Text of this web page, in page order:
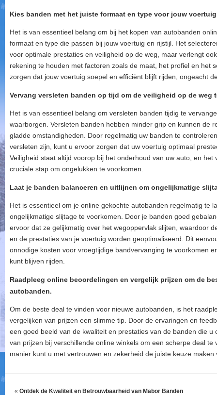
Kies banden met het juiste formaat en type voor jouw
Het is van essentieel belang om bij het kopen van autobanden
formaat en type die passen bij jouw voertuig en rijstijl. Het
voor optimale prestaties en veiligheid op de weg, maar verlengt
rekening te houden met factoren zoals de maat, het profiel en het
zorgen dat jouw voertuig soepel en efficiënt blijft rijden, ongeacht
Vervang versleten banden op tijd om de veiligheid op de weg
Het is van essentieel belang om versleten banden tijdig te
waarborgen. Versleten banden hebben minder grip en kunnen de
gladde omstandigheden. Door regelmatig uw banden te
versleten zijn, kunt u ervoor zorgen dat uw voertuig optimaal
Veiligheid staat altijd voorop bij het onderhoud van uw auto, en
cruciale stap om ongelukken te voorkomen.
Laat je banden balanceren en uitlijnen om ongelijkmatige
Het is essentieel om je online gekochte autobanden regelmatig te
ongelijkmatige slijtage te voorkomen. Door je banden goed
ervoor dat ze gelijkmatig over het wegoppervlak slijten, waardoor
en de prestaties van je voertuig worden geoptimaliseerd. Dit
onnodige kosten voor vroegtijdige bandvervanging te voorkomen
kunt blijven rijden.
Raadpleeg online beoordelingen en vergelijk prijzen om de
autobanden.
Om de beste deal te vinden voor nieuwe autobanden, is het
vergelijken van prijzen een slimme tip. Door de ervaringen en
een goed beeld van de kwaliteit en prestaties van de banden die
van prijzen bij verschillende online winkels om een scherpe deal
manier kunt u met vertrouwen en zekerheid de juiste keuze
« Ontdek de Kwaliteit en Betrouwbaarheid van Mabor Banden